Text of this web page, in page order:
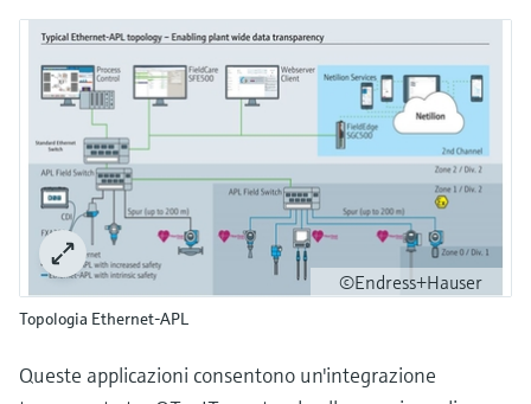
©Endress+Hauser
Topologia Ethernet-APL
Queste applicazioni consentono un'integrazione